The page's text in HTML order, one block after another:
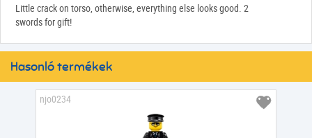
Little crack on torso, otherwise, everything else looks good. 2
swords for gift!
Hasonló termékek
njo0234